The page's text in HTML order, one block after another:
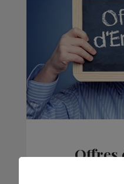
Offres